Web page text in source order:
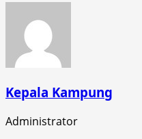
Kepala Kampung
Administrator